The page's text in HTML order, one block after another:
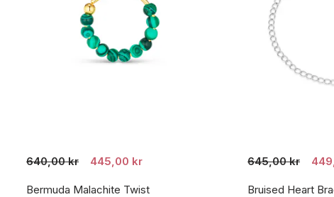
640,00 kr 445,00 kr
Bermuda Malachite Twist
645,00 kr
Bruised Heart